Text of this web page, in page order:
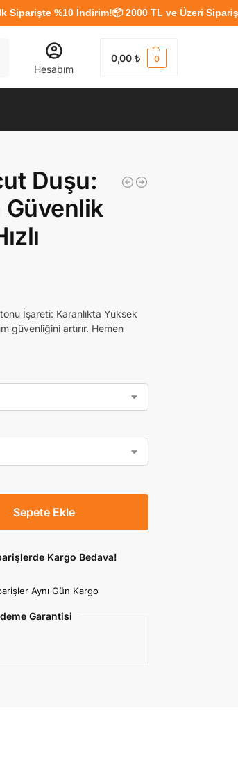
%10 İndirim!📦 2000 TL ve Üzeri Siparişlerde
Hesabım
0,00₺ 0
Duşu:
İşareti: Karanlıkta Yüksek
güvenliğini artırır. Hemen
Sepete Ekle
Kargo Bedava!
Aynı Gün Kargo
Garantisi